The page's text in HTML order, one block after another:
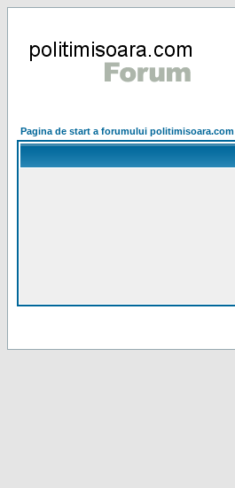
Pagina de start a forumului politimisoara.com